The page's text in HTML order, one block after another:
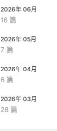
2026年 06月
16 篇
2026年 05月
7 篇
2026年 04月
6 篇
2026年 03月
28 篇